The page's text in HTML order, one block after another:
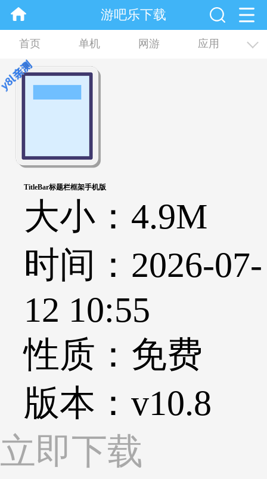
游吧乐下载
首页 单机 网游 应用
资讯 合集
TitleBar标题栏框架手机版
大小：4.9M
时间：2026-07-
12 10:55
性质：免费
版本：v10.8
立即下载